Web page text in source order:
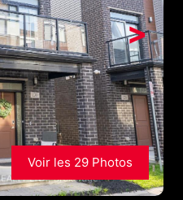
>
Voir les 29 Photos